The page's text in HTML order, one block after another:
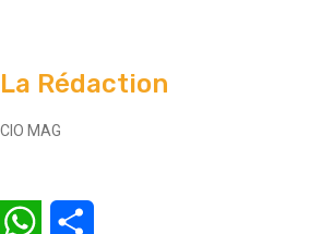
La Rédaction
CIO MAG
LinkedIn WhatsApp